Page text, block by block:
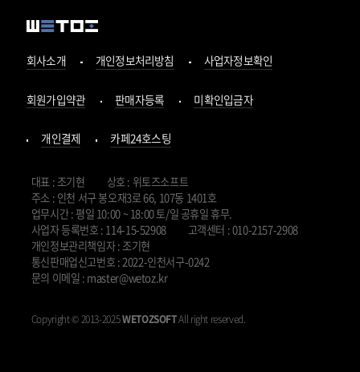
회사소개 개인정보처리방침 사업자정보확인
회원가입약관 판매자등록 미확인입금자
개인결제 카페24호스팅
대표 : 조기현
상호 : 위토즈소프트
주소 : 인천 서구 봉오재3로 66, 107동 1401호
업무시간 : 평일 10:00 ~ 18:00 토/일 공휴일 휴무.
사업자 등록번호 : 114-15-52908
고객센터 : 010-2157-2908
개인정보관리책임자 : 조기현
통신판매업신고번호 : 2022-인천서구-0242
문의 이메일 : master@wetoz.kr
Copyright © 2013-2025WETOZSOFTAll right reserved.